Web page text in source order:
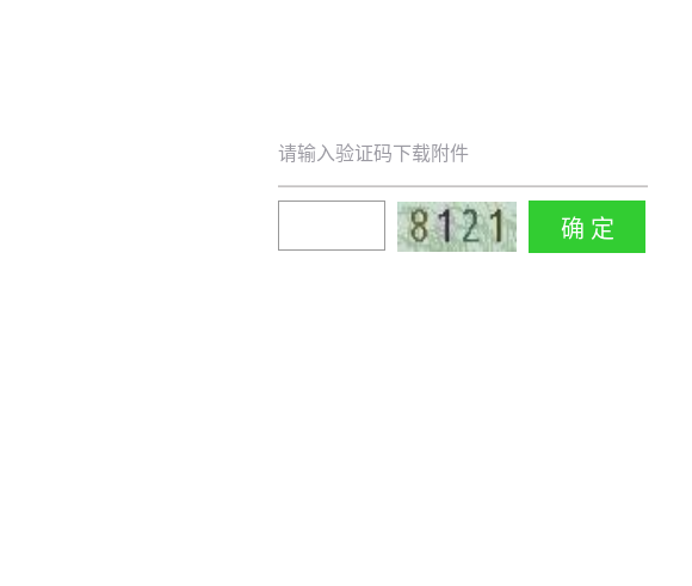
请输入验证码下载附件